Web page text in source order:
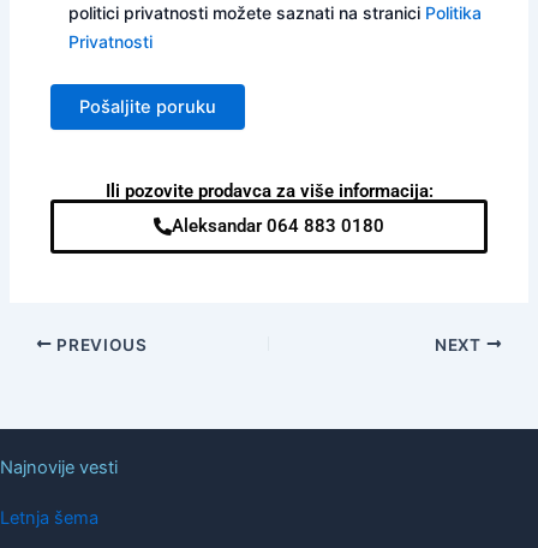
politici privatnosti možete saznati na stranici Politika
Privatnosti
Ili pozovite prodavca za više informacija:
Aleksandar 064 883 0180
PREVIOUS NEXT
Najnovije vesti
Letnja šema